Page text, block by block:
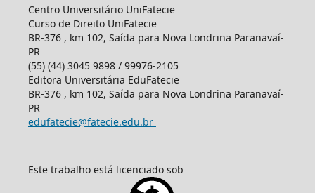
Centro Universitário UniFatecie
Curso de Direito UniFatecie
BR-376 , km 102, Saída para Nova Londrina Paranavaí-
PR
(55) (44) 3045 9898 / 99976-2105
Editora Universitária EduFatecie
BR-376 , km 102, Saída para Nova Londrina Paranavaí-
PR
edufatecie@fatecie.edu.br
Este trabalho está licenciado sob